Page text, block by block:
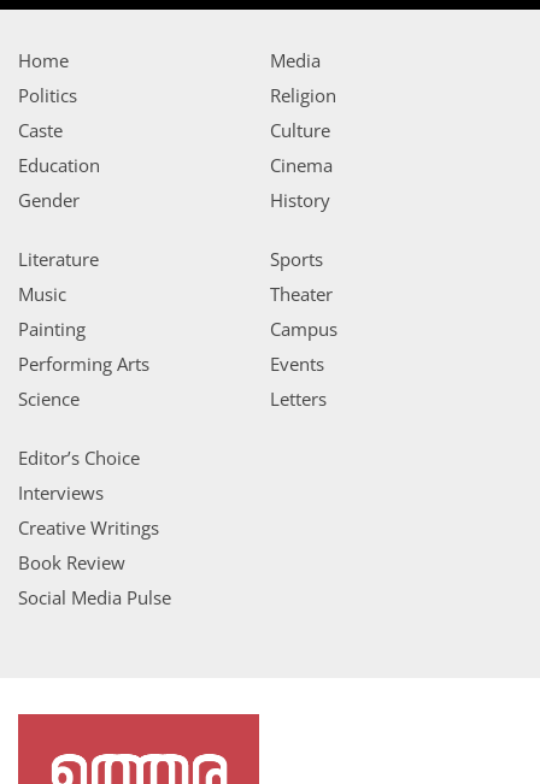
Home
Politics
Caste
Education
Gender
Media
Religion
Culture
Cinema
History
Literature
Music
Painting
Performing Arts
Science
Sports
Theater
Campus
Events
Letters
Editor’s Choice
Interviews
Creative Writings
Book Review
Social Media Pulse